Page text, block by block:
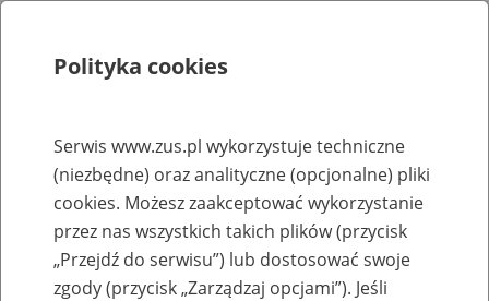
Rejestry, ewidencje i archiwa
Baza zlikwidowanych lub
przekształconych zakładów pracy
Polityka cookies
Serwis www.zus.pl wykorzystuje techniczne
(niezbędne) oraz analityczne (opcjonalne) pliki
cookies. Możesz zaakceptować wykorzystanie
przez nas wszystkich takich plików (przycisk
„Przejdź do serwisu”) lub dostosować swoje
zgody (przycisk „Zarządzaj opcjami”). Jeśli